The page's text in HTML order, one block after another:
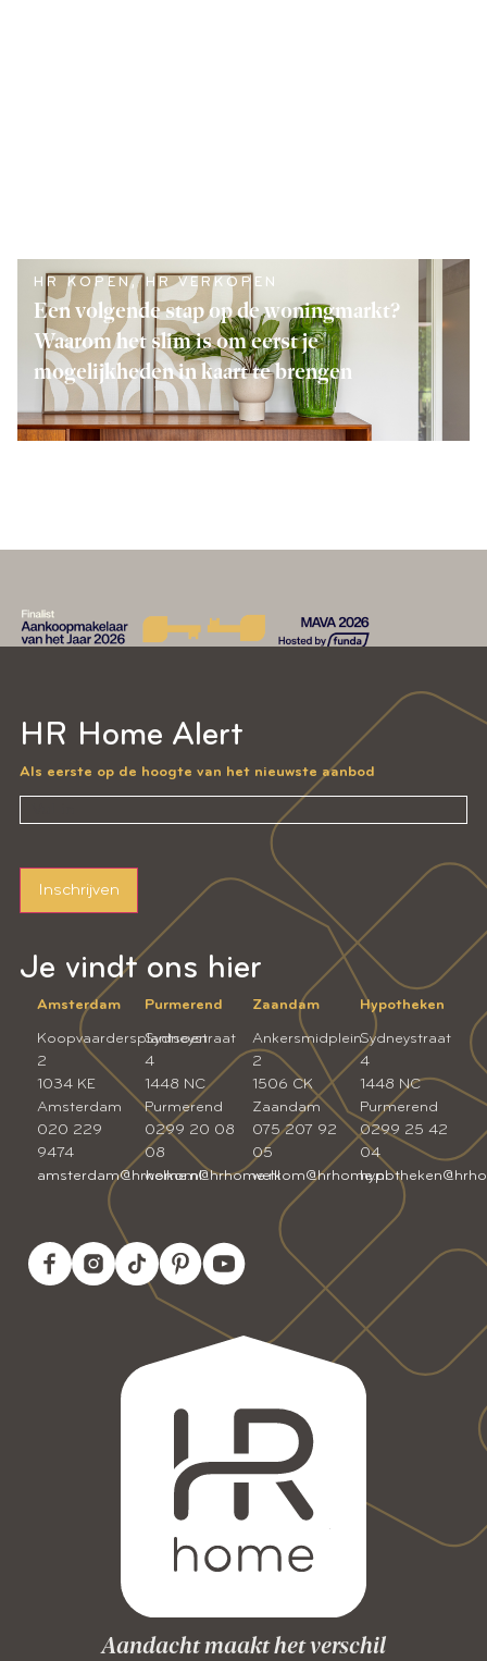
HR KOPEN, HR VERKOPEN
Een volgende stap op de woningmarkt?
Waarom het slim is om eerst je
mogelijkheden in kaart te brengen
Je vindt ons hier
Amsterdam
Koopvaardersplantsoen
2
1034 KE
Amsterdam
020 229
9474
amsterdam@hrhome.nl
Purmerend
Sydneystraat
4
1448 NC
Purmerend
0299 20 08
08
welkom@hrhome.nl
Zaandam
Ankersmidplein
2
1506 CK
Zaandam
075 207 92
05
welkom@hrhome.nl
Hypotheken
Sydneystraat
4
1448 NC
Purmerend
0299 25 42
04
HR Home Alert
Als eerste op de hoogte van het nieuwste aanbod
Inschrijven
Aandacht maakt het verschil